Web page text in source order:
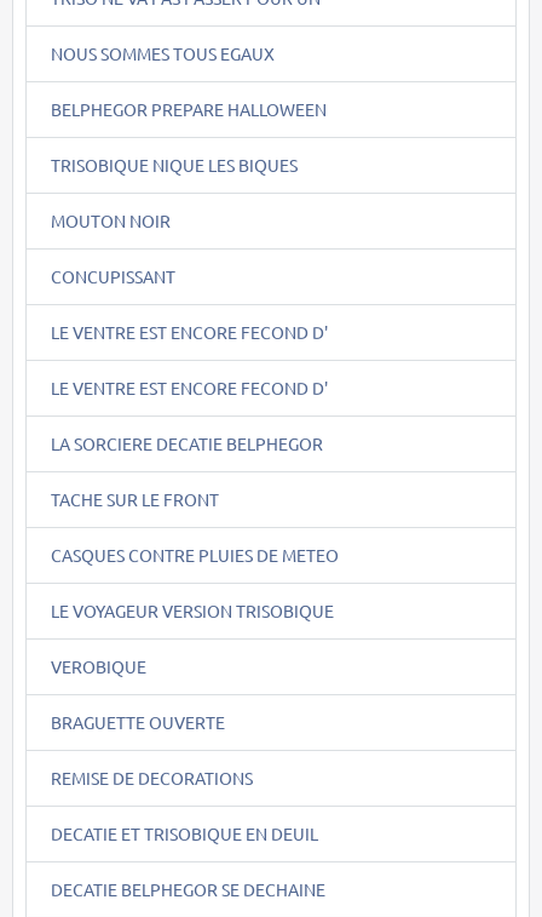
NOUS SOMMES TOUS EGAUX
BELPHEGOR PREPARE HALLOWEEN
TRISOBIQUE NIQUE LES BIQUES
MOUTON NOIR
CONCUPISSANT
LE VENTRE EST ENCORE FECOND D'
LE VENTRE EST ENCORE FECOND D'
LA SORCIERE DECATIE BELPHEGOR
TACHE SUR LE FRONT
CASQUES CONTRE PLUIES DE METEO
LE VOYAGEUR VERSION TRISOBIQUE
VEROBIQUE
BRAGUETTE OUVERTE
REMISE DE DECORATIONS
DECATIE ET TRISOBIQUE EN DEUIL
DECATIE BELPHEGOR SE DECHAINE